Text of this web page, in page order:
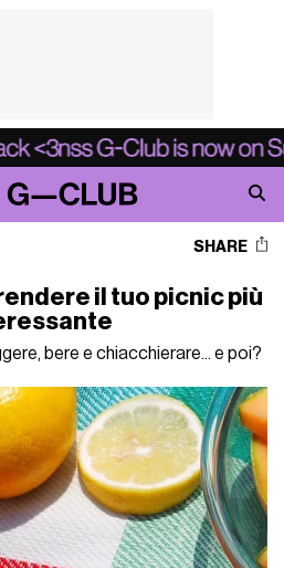
SHARE
il tuo picnic più
bere e chiacchierare... e poi?